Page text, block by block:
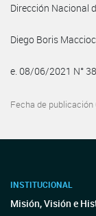
Dirección Nacional
Diego Boris
e. 08/06/2021 N°
Fecha de
INSTITUCIONAL
Misión, Visión e